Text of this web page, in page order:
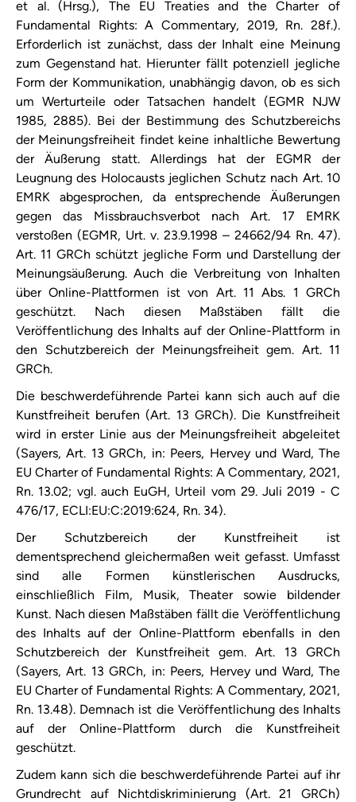
et al. (Hrsg.), The EU Treaties and the Charter of
Fundamental Rights: A Commentary, 2019, Rn. 28f.).
Erforderlich ist zunächst, dass der Inhalt eine Meinung
zum Gegenstand hat. Hierunter fällt potenziell jegliche
Form der Kommunikation, unabhängig davon, ob es sich
um Werturteile oder Tatsachen handelt (EGMR NJW
1985, 2885). Bei der Bestimmung des Schutzbereichs
der Meinungsfreiheit findet keine inhaltliche Bewertung
der Äußerung statt. Allerdings hat der EGMR der
Leugnung des Holocausts jeglichen Schutz nach Art. 10
EMRK abgesprochen, da entsprechende Äußerungen
gegen das Missbrauchsverbot nach Art. 17 EMRK
verstoßen (EGMR, Urt. v. 23.9.1998 – 24662/94 Rn. 47).
Art. 11 GRCh schützt jegliche Form und Darstellung der
Meinungsäußerung. Auch die Verbreitung von Inhalten
über Online-Plattformen ist von Art. 11 Abs. 1 GRCh
geschützt. Nach diesen Maßstäben fällt die
Veröffentlichung des Inhalts auf der Online-Plattform in
den Schutzbereich der Meinungsfreiheit gem. Art. 11
GRCh.
Die beschwerdeführende Partei kann sich auch auf die
Kunstfreiheit berufen (Art. 13 GRCh). Die Kunstfreiheit
wird in erster Linie aus der Meinungsfreiheit abgeleitet
(Sayers, Art. 13 GRCh, in: Peers, Hervey und Ward, The
EU Charter of Fundamental Rights: A Commentary, 2021,
Rn. 13.02; vgl. auch EuGH, Urteil vom 29. Juli 2019 - C
476/17, ECLI:EU:C:2019:624, Rn. 34).
Der Schutzbereich der Kunstfreiheit ist
dementsprechend gleichermaßen weit gefasst. Umfasst
sind alle Formen künstlerischen Ausdrucks,
einschließlich Film, Musik, Theater sowie bildender
Kunst. Nach diesen Maßstäben fällt die Veröffentlichung
des Inhalts auf der Online-Plattform ebenfalls in den
Schutzbereich der Kunstfreiheit gem. Art. 13 GRCh
(Sayers, Art. 13 GRCh, in: Peers, Hervey und Ward, The
EU Charter of Fundamental Rights: A Commentary, 2021,
Rn. 13.48). Demnach ist die Veröffentlichung des Inhalts
auf der Online-Plattform durch die Kunstfreiheit
geschützt.
Zudem kann sich die beschwerdeführende Partei auf ihr
Grundrecht auf Nichtdiskriminierung (Art. 21 GRCh)